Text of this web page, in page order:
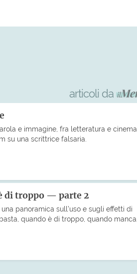
articoli da
e immagine, fra letteratura e cinema,
su una scrittrice falsaria.
di troppo — parte 2
panoramica sull’uso e sugli effetti di
quando è di troppo, quando manca,